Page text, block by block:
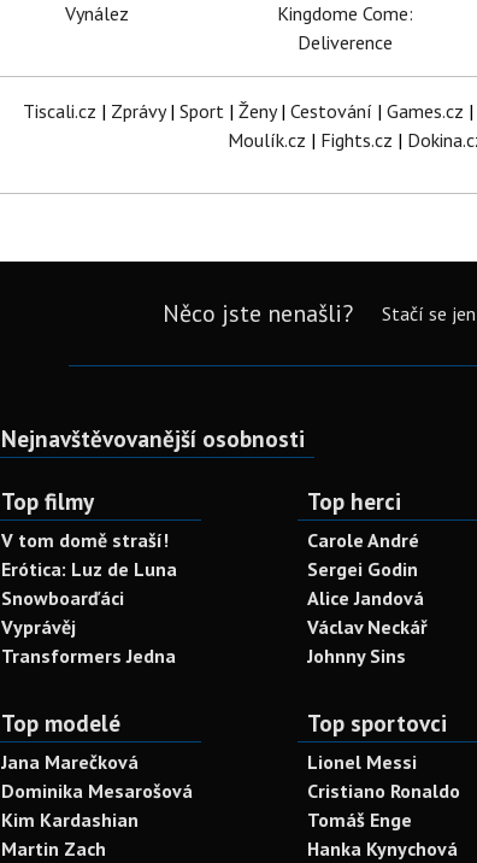
Vynález
Kingdome Come:
Deliverence
Tiscali.cz | Zprávy| Sport| Ženy| Cestování | Games.cz |
Moulík.cz | Fights.cz |
Něco jste nenašli? Stačí se jen
Nejnavštěvovanější osobnosti
Top filmy
V tom domě straší!
Erótica: Luz de Luna
Snowboarďáci
Vyprávěj
Transformers Jedna
Top herci
Carole André
Sergei Godin
Alice Jandová
Václav Neckář
Johnny Sins
Top modelé
Jana Marečková
Dominika Mesarošová
Kim Kardashian
Martin Zach
Top sportovci
Lionel Messi
Cristiano Ronaldo
Tomáš Enge
Hanka Kynychová